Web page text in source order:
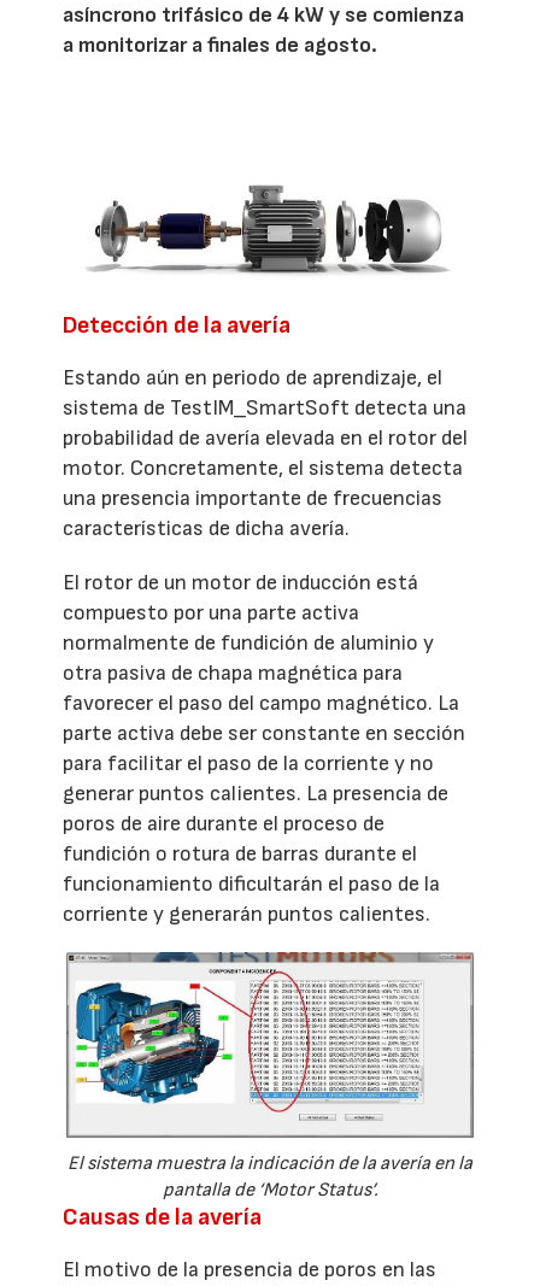
asíncrono trifásico de 4 kW y se comienza
a monitorizar a finales de agosto.
Detección de la avería
Estando aún en periodo de aprendizaje, el
sistema de TestIM_SmartSoft detecta una
probabilidad de avería elevada en el rotor del
motor. Concretamente, el sistema detecta
una presencia importante de frecuencias
características de dicha avería.
El rotor de un motor de inducción está
compuesto por una parte activa
normalmente de fundición de aluminio y
otra pasiva de chapa magnética para
favorecer el paso del campo magnético. La
parte activa debe ser constante en sección
para facilitar el paso de la corriente y no
generar puntos calientes. La presencia de
poros de aire durante el proceso de
fundición o rotura de barras durante el
funcionamiento dificultarán el paso de la
corriente y generarán puntos calientes.
El sistema muestra la indicación de la avería en la
pantalla de ‘Motor Status’.
Causas de la avería
El motivo de la presencia de poros en las